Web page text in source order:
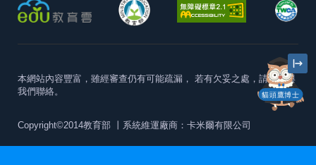
貓頭鷹博士
本網站內容豐富，雖經審查仍有可能疏漏， 若有欠妥之處，請隨時與
我們聯絡。
Copyright©2014教育部 丨系統維運廠商：卡米爾有限公司